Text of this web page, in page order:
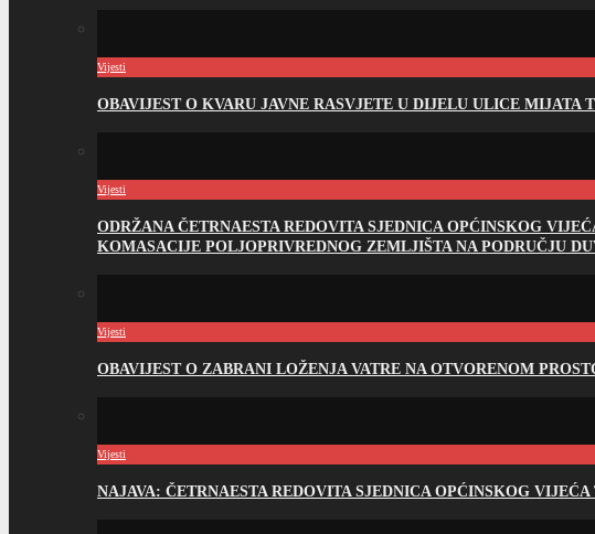
Vijesti
OBAVIJEST O KVARU JAVNE RASVJETE U DIJELU ULICE MIJATA
Vijesti
ODRŽANA ČETRNAESTA REDOVITA SJEDNICA OPĆINSKOG
KOMASACIJE POLJOPRIVREDNOG ZEMLJIŠTA NA PODRUČJU
Vijesti
OBAVIJEST O ZABRANI LOŽENJA VATRE NA OTVORENOM
Vijesti
NAJAVA: ČETRNAESTA REDOVITA SJEDNICA OPĆINSKOG